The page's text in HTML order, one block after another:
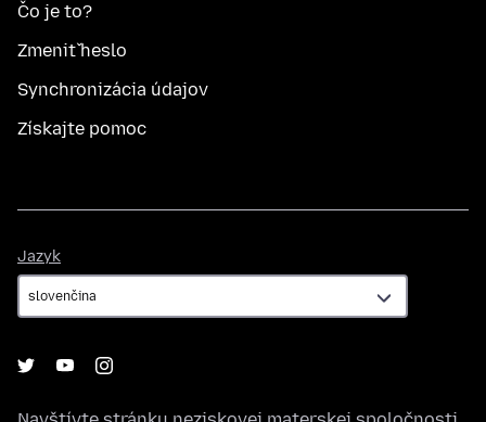
Čo je to?
Zmeniť heslo
Synchronizácia údajov
Získajte pomoc
Jazyk